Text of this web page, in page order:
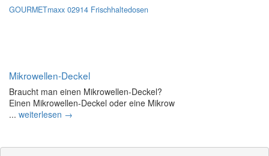
GOURMETmaxx 02914 Frischhaltedosen
Mikrowellen-Deckel
Braucht man einen Mikrowellen-Deckel?
Einen Mikrowellen-Deckel oder eine Mikrow
... weiterlesen →